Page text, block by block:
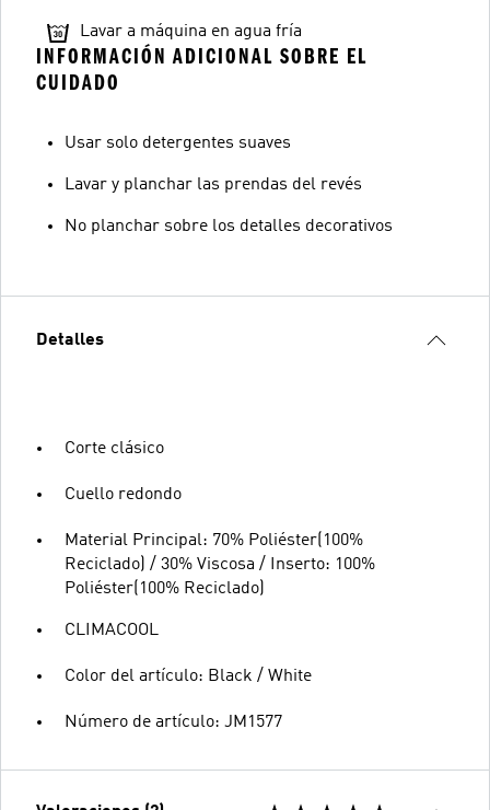
Lavar a máquina en agua fría
INFORMACIÓN ADICIONAL SOBRE EL
CUIDADO
Usar solo detergentes suaves
Lavar y planchar las prendas del revés
No planchar sobre los detalles decorativos
Detalles
Corte clásico
Cuello redondo
Material Principal: 70% Poliéster(100%
Reciclado) / 30% Viscosa / Inserto: 100%
Poliéster(100% Reciclado)
CLIMACOOL
Color del artículo: Black / White
Número de artículo: JM1577